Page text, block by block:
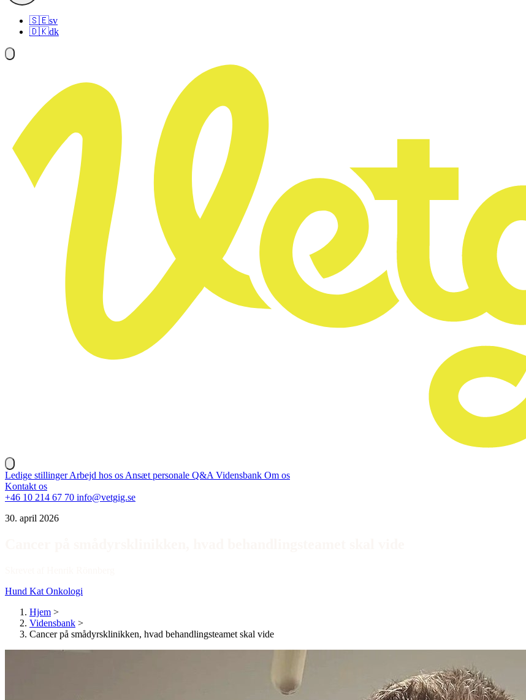
🇸🇪sv
🇩🇰dk
Ledige stillingerArbejd hos os Ansæt personale Q&A Vidensbank Om os
Kontakt os
+46 10 214 67 70 info@vetgig.se
30. april 2026
Hund Kat Onkologi
Hjem >
Vidensbank >
Cancer på smådyrsklinikken, hvad behandlingsteamet skal vide